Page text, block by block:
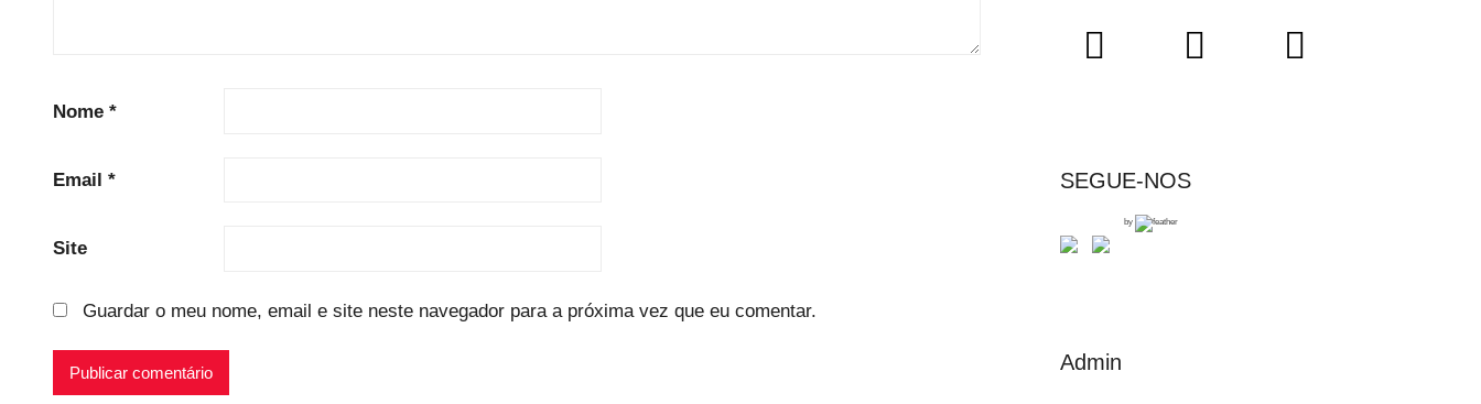
Nome *
Email *
Site
Guardar o meu nome, email e site neste navegador para a próxima vez que eu comentar.
SEGUE-NOS
by
Admin